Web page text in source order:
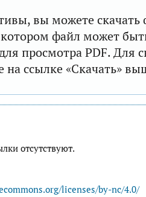
вы можете скачать
файл может
просмотра PDF. Для
на ссылке «Скачать»
отсутствуют.
licenses/by-nc/4.0/